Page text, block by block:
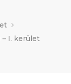
I. kerület